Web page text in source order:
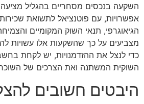
השקעה בנכסים מסחריים בהגליל
אפשרויות, עם פוטנציאל לתשואת
הגיאוגרפי, תנאי השוק המקומיים
מצביעים על כך שהשקעות אלו עשויות
כדי לנצל את ההזדמנויות, יש לקחת
השוקית המשתנה ואת הצרכים של
היבטים חשובים